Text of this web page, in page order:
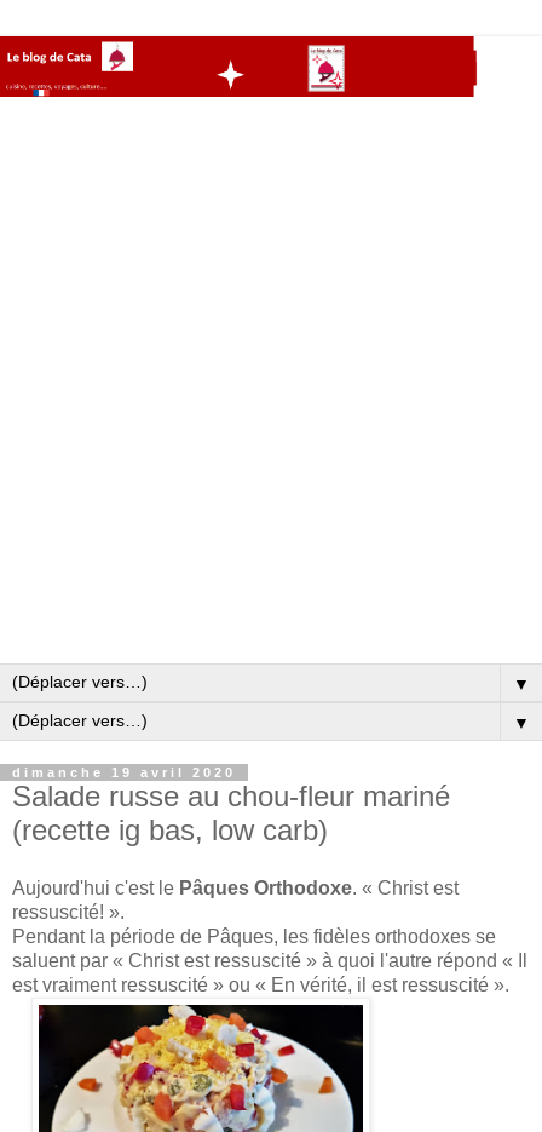
▼
▼
dimanche 19 avril 2020
Salade russe au chou-fleur mariné
(recette ig bas, low carb)
Aujourd'hui c'est le Pâques Orthodoxe. « Christ est
ressuscité! ».
Pendant la période de Pâques, les fidèles orthodoxes se
saluent par « Christ est ressuscité » à quoi l'autre répond « Il
est vraiment ressuscité » ou « En vérité, il est ressuscité ».